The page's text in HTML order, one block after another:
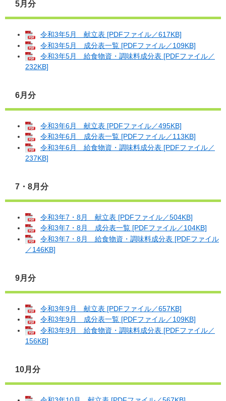
5月分
令和3年5月 献立表 [PDFファイル／617KB]
令和3年5月 成分表一覧 [PDFファイル／109KB]
令和3年5月 給食物資・調味料成分表 [PDFファイル／
232KB]
6月分
令和3年6月 献立表 [PDFファイル／495KB]
令和3年6月 成分表一覧 [PDFファイル／113KB]
令和3年6月 給食物資・調味料成分表 [PDFファイル／
237KB]
7・8月分
令和3年7・8月 献立表 [PDFファイル／504KB]
令和3年7・8月 成分表一覧 [PDFファイル／104KB]
令和3年7・8月 給食物資・調味料成分表 [PDFファイル
／146KB]
9月分
令和3年9月 献立表 [PDFファイル／657KB]
令和3年9月 成分表一覧 [PDFファイル／109KB]
令和3年9月 給食物資・調味料成分表 [PDFファイル／
156KB]
10月分